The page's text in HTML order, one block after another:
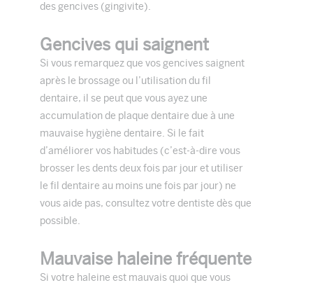
des gencives (gingivite).
Gencives qui saignent
Si vous remarquez que vos gencives saignent
après le brossage ou l’utilisation du fil
dentaire, il se peut que vous ayez une
accumulation de plaque dentaire due à une
mauvaise hygiène dentaire. Si le fait
d’améliorer vos habitudes (c’est-à-dire vous
brosser les dents deux fois par jour et utiliser
le fil dentaire au moins une fois par jour) ne
vous aide pas, consultez votre dentiste dès que
possible.
Mauvaise haleine fréquente
Si votre haleine est mauvais quoi que vous